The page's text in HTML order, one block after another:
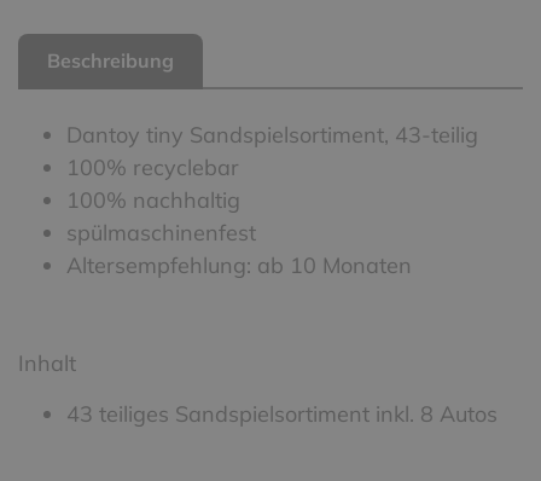
Beschreibung
Dantoy tiny Sandspielsortiment, 43-teilig
100% recyclebar
100% nachhaltig
spülmaschinenfest
Altersempfehlung: ab 10 Monaten
Inhalt
43 teiliges Sandspielsortiment inkl. 8 Autos